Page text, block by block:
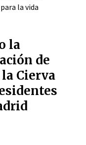
la vida
la
de
Cierva